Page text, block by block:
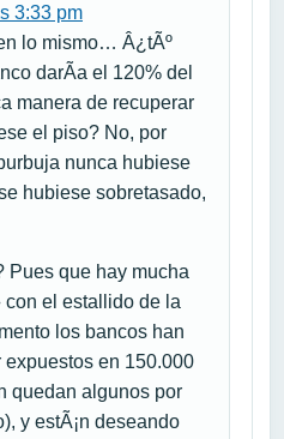
3:33 pm
lo mismo… Â¿tÃº
darÃ­a el 120% del
manera de recuperar
el piso? No, por
nunca hubiese
hubiese sobretasado,
que hay mucha
el estallido de la
los bancos han
en 150.000
quedan algunos por
y estÃ¡n deseando